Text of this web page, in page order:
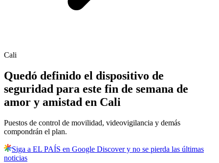
Cali
Quedó definido el dispositivo de
seguridad para este fin de semana de
amor y amistad en Cali
Puestos de control de movilidad, videovigilancia y demás
compondrán el plan.
Siga a EL PAÍS en Google Discover y no se pierda las últimas
noticias